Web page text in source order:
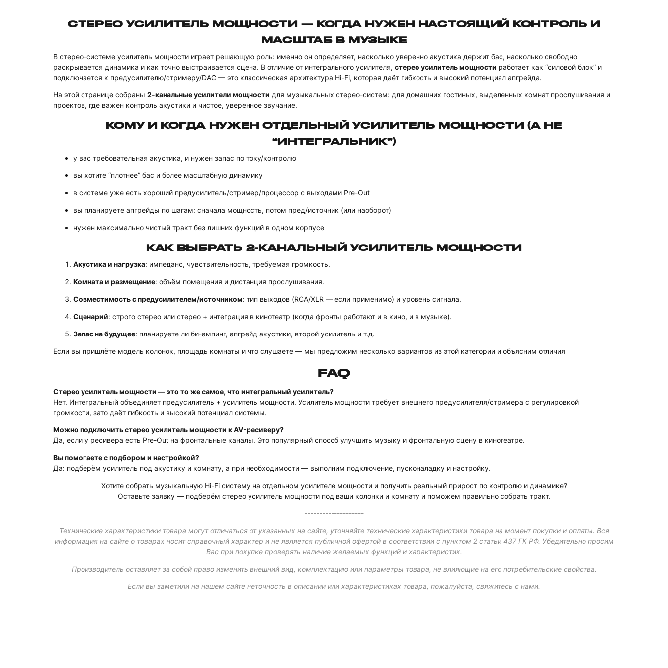
СТЕРЕО УСИЛИТЕЛЬ МОЩНОСТИ — КОГДА НУЖЕН НАСТОЯЩИЙ КОНТРОЛЬ И
МАСШТАБ В МУЗЫКЕ
В стерео-системе усилитель мощности играет решающую роль: именно он определяет, насколько уверенно акустика держит бас, насколько свободно
раскрывается динамика и как точно выстраивается сцена. В отличие от интегрального усилителя,стерео усилитель мощности работает как “силовой блок” и
подключается к предусилителю/стримеру/DAC — это классическая архитектура Hi-Fi, которая даёт гибкость и высокий потенциал апгрейда.
На этой странице собраны2-канальные усилители мощности для музыкальных стерео-систем: для домашних гостиных, выделенных комнат прослушивания и
проектов, где важен контроль акустики и чистое, уверенное звучание.
КОМУ И КОГДА НУЖЕН ОТДЕЛЬНЫЙ УСИЛИТЕЛЬ МОЩНОСТИ (А НЕ
“ИНТЕГРАЛЬНИК”)
у вас требовательная акустика, и нужен запас по току/контролю
вы хотите “плотнее” бас и более масштабную динамику
в системе уже есть хороший предусилитель/стример/процессор с выходами Pre-Out
вы планируете апгрейды по шагам: сначала мощность, потом пред/источник (или наоборот)
нужен максимально чистый тракт без лишних функций в одном корпусе
КАК ВЫБРАТЬ 2-КАНАЛЬНЫЙ УСИЛИТЕЛЬ МОЩНОСТИ
Акустика и нагрузка: импеданс, чувствительность, требуемая громкость.
Комната и размещение: объём помещения и дистанция прослушивания.
Совместимость с предусилителем/источником: тип выходов (RCA/XLR — если применимо) и уровень сигнала.
Сценарий: строго стерео или стерео + интеграция в кинотеатр (когда фронты работают и в кино, и в музыке).
Запас на будущее: планируете ли би-ампинг, апгрейд акустики, второй усилитель и т.д.
Если вы пришлёте модель колонок, площадь комнаты и что слушаете — мы предложим несколько вариантов из этой категории и объясним отличия
FAQ
Стерео усилитель мощности — это то же самое, что интегральный усилитель?
Нет. Интегральный объединяет предусилитель + усилитель мощности. Усилитель мощности требует внешнего предусилителя/стримера с регулировкой
громкости, зато даёт гибкость и высокий потенциал системы.
Можно подключить стерео усилитель мощности к AV-ресиверу?
Да, если у ресивера есть Pre-Out на фронтальные каналы. Это популярный способ улучшить музыку и фронтальную сцену в кинотеатре.
Вы помогаете с подбором и настройкой?
Да: подберём усилитель под акустику и комнату, а при необходимости — выполним подключение, пусконаладку и настройку.
Хотите собрать музыкальную Hi-Fi систему на отдельном усилителе мощности и получить реальный прирост по контролю и динамике?
Оставьте заявку — подберём стерео усилитель мощности под ваши колонки и комнату и поможем правильно собрать тракт.
--------------------
Технические характеристики товара могут отличаться от указанных на сайте, уточняйте технические характеристики товара на момент покупки и оплаты. Вся
информация на сайте о товарах носит справочный характер и не является публичной офертой в соответствии с пунктом 2 статьи 437 ГК РФ. Убедительно просим
Вас при покупке проверять наличие желаемых функций и характеристик.
Производитель оставляет за собой право изменить внешний вид, комплектацию или параметры товара, не влияющие на его потребительские свойства.
Если вы заметили на нашем сайте неточность в описании или характеристиках товара, пожалуйста, свяжитесь с нами.